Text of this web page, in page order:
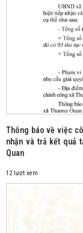
Thông báo về việc
nhận và trả kết quả
Quan
12 lượt xem